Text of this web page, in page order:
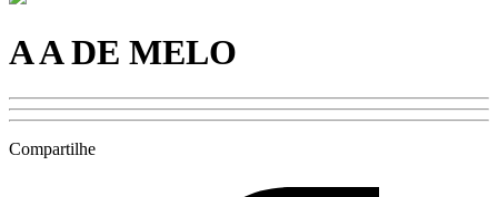
A A DE MELO
Compartilhe